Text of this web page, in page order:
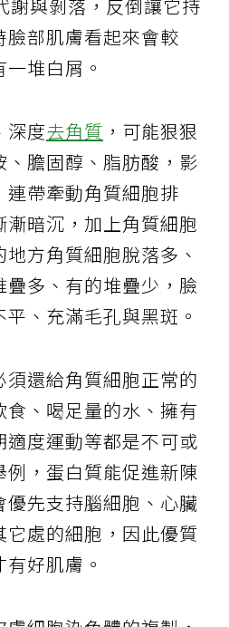
謝與剝落，反倒讓它持
部肌膚看起來會較
堆白屑。
深度去角質 ，可能狠狠
膽固醇、脂肪酸，影
帶牽動角質細胞排
暗沉，加上角質細胞
方角質細胞脫落多、
多、有的堆疊少，臉
、充滿毛孔與黑斑。
還給角質細胞正常的
、喝足量的水、擁有
度運動等都是不可或
，蛋白質能促進新陳
先支持腦細胞、心臟
處的細胞，因此優質
好肌膚。